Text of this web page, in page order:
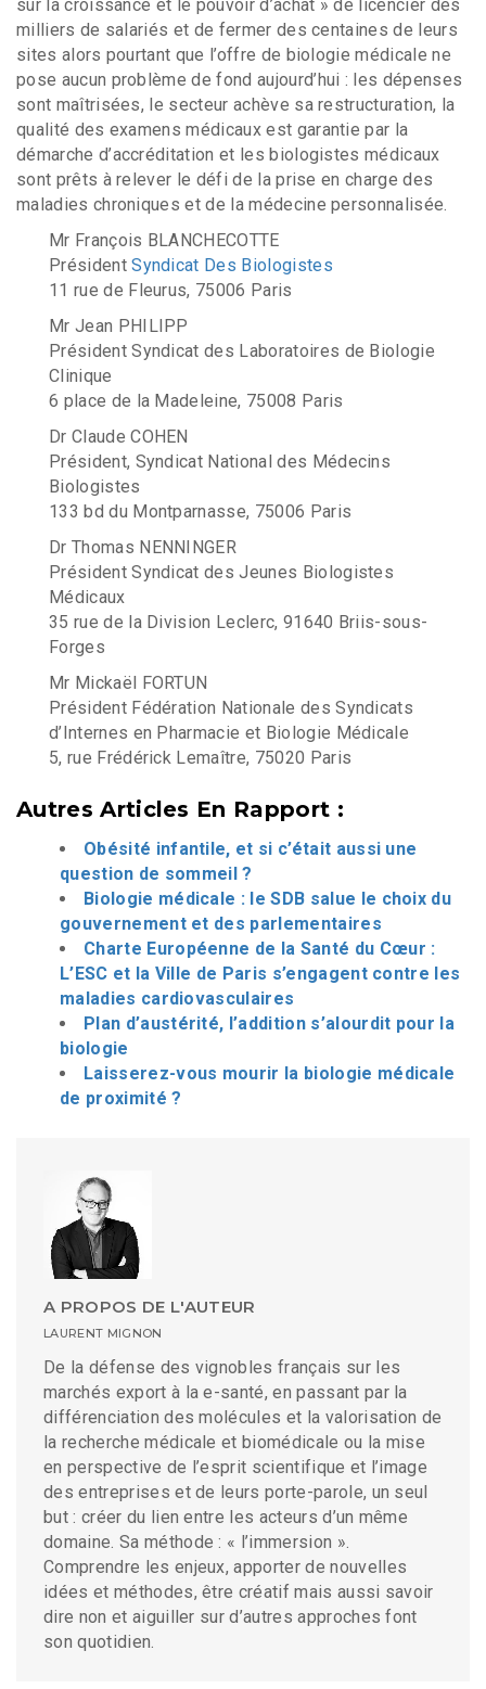
sur la croissance et le pouvoir d’achat » de licencier des
milliers de salariés et de fermer des centaines de leurs
sites alors pourtant que l’offre de biologie médicale ne
pose aucun problème de fond aujourd’hui : les dépenses
sont maîtrisées, le secteur achève sa restructuration, la
qualité des examens médicaux est garantie par la
démarche d’accréditation et les biologistes médicaux
sont prêts à relever le défi de la prise en charge des
maladies chroniques et de la médecine personnalisée.
Mr François BLANCHECOTTE
PrésidentSyndicat Des Biologistes
11 rue de Fleurus, 75006 Paris
Mr Jean PHILIPP
Président Syndicat des Laboratoires de Biologie
Clinique
6 place de la Madeleine, 75008 Paris
Dr Claude COHEN
Président, Syndicat National des Médecins
Biologistes
133 bd du Montparnasse, 75006 Paris
Dr Thomas NENNINGER
Président Syndicat des Jeunes Biologistes
Médicaux
35 rue de la Division Leclerc, 91640 Briis-sous-
Forges
Mr Mickaël FORTUN
Président Fédération Nationale des Syndicats
d’Internes en Pharmacie et Biologie Médicale
5, rue Frédérick Lemaître, 75020 Paris
Autres Articles En Rapport :
Obésité infantile, et si c’était aussi une
question de sommeil ?
Biologie médicale : le SDB salue le choix du
gouvernement et des parlementaires
Charte Européenne de la Santé du Cœur :
L’ESC et la Ville de Paris s’engagent contre les
maladies cardiovasculaires
Plan d’austérité, l’addition s’alourdit pour la
biologie
Laisserez-vous mourir la biologie médicale
de proximité ?
A PROPOS DE L'AUTEUR
LAURENT MIGNON
De la défense des vignobles français sur les
marchés export à la e-santé, en passant par la
différenciation des molécules et la valorisation de
la recherche médicale et biomédicale ou la mise
en perspective de l’esprit scientifique et l’image
des entreprises et de leurs porte-parole, un seul
but : créer du lien entre les acteurs d’un même
domaine. Sa méthode : « l’immersion ».
Comprendre les enjeux, apporter de nouvelles
idées et méthodes, être créatif mais aussi savoir
dire non et aiguiller sur d’autres approches font
son quotidien.